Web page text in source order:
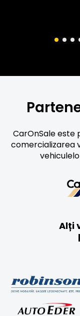
CarOnSale este
comercializarea
Alți